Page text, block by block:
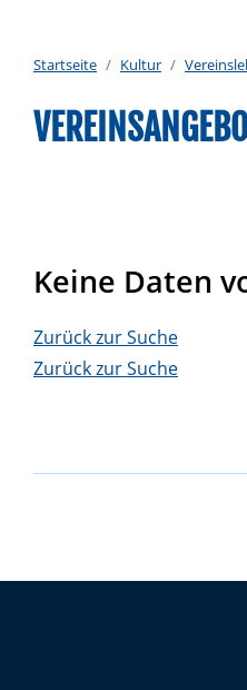
Startseite Kultur
Keine Daten
Zurück zur Suche
Zurück zur Suche